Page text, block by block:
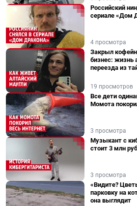
Российский
сериале «Дом
4 просмотра
Закрыл
бизнес: жизнь
переезда из
19 просмотров
Все дети
Момота
3 просмотра
Музыкант с
стоит 3 млн
3 просмотра
«Видите?
парковку на
она выглядит